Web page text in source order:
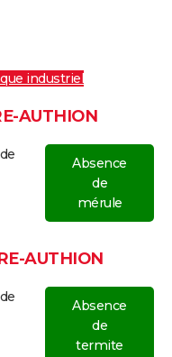
industriel
AUTHION
Absence
de
mérule
AUTHION
Absence
de
termite